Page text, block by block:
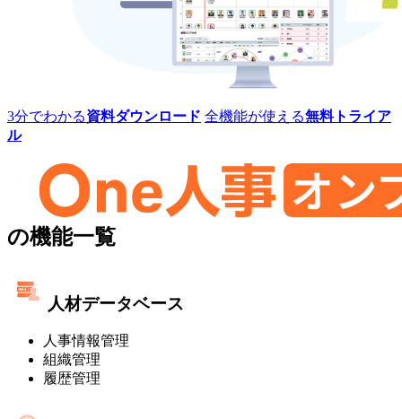
人
レ
ン
ト
マ
ネ
ン
オ
ン
プ
3分でわかる資料ダウンロード 全機能が使える無料トライア
ル
One
事
の機能一覧
人材データベース
人事情報管理
組織管理
履歴管理